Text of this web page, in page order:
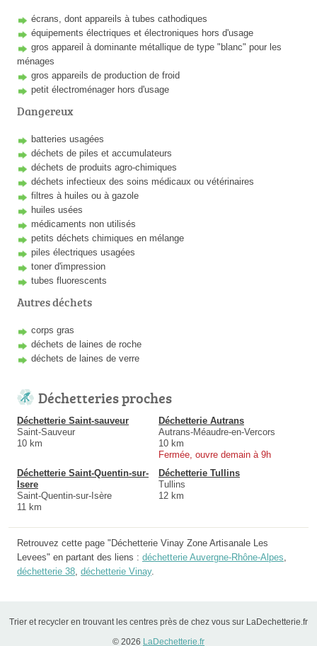
écrans, dont appareils à tubes cathodiques
équipements électriques et électroniques hors d'usage
gros appareil à dominante métallique de type "blanc" pour les
ménages
gros appareils de production de froid
petit électroménager hors d'usage
Dangereux
batteries usagées
déchets de piles et accumulateurs
déchets de produits agro-chimiques
déchets infectieux des soins médicaux ou vétérinaires
filtres à huiles ou à gazole
huiles usées
médicaments non utilisés
petits déchets chimiques en mélange
piles électriques usagées
toner d'impression
tubes fluorescents
Autres déchets
corps gras
déchets de laines de roche
déchets de laines de verre
Déchetteries proches
Déchetterie Saint-sauveur
Saint-Sauveur
10 km
Déchetterie Autrans
Autrans-Méaudre-en-Vercors
10 km
Fermée, ouvre demain à 9h
Déchetterie Saint-Quentin-sur-
Isere
Saint-Quentin-sur-Isère
11 km
Déchetterie Tullins
Tullins
12 km
Retrouvez cette page "Déchetterie Vinay Zone Artisanale Les
Levees" en partant des liens : déchetterie Auvergne-Rhône-Alpes,
déchetterie 38, déchetterie Vinay.
Trier et recycler en trouvant les centres près de chez vous sur LaDechetterie.fr
© 2026 LaDechetterie.fr